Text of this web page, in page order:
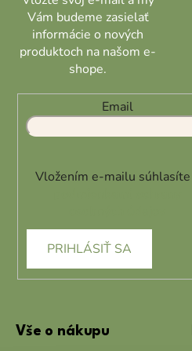
Vám budeme zasielať
informácie o nových
produktoch na našom e-
shope.
Email
Vložením e-mailu súhlasíte
PRIHLÁSIŤ SA
Vše o nákupu